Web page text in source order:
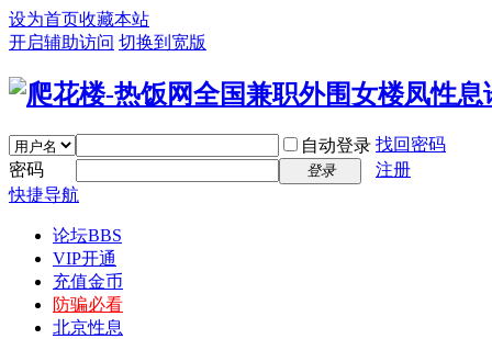
设为首页收藏本站
开启辅助访问 切换到宽版
自动登录 找回密码
密码
登录
注册
快捷导航
论坛BBS
VIP开通
充值金币
防骗必看
北京性息